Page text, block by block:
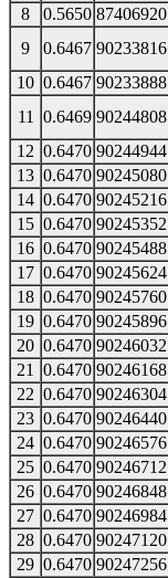
8
0.5650 87406920
9
0.6467 90233816
10 0.6467 90233888
11
0.6469 90244808
12 0.6470 90244944
13 0.6470 90245080
14 0.6470 90245216
15 0.6470 90245352
16 0.6470 90245488
17 0.6470 90245624
18 0.6470 90245760
19 0.6470 90245896
20 0.6470 90246032
21
0.6470 90246168
22 0.6470 90246304
23 0.6470 90246440
24 0.6470 90246576
25 0.6470 90246712
26 0.6470 90246848
27 0.6470 90246984
28 0.6470 90247120
29 0.6470 90247256